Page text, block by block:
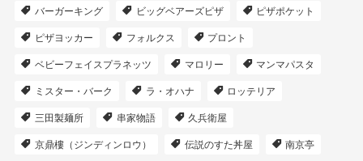
バーガーキング ビッグベアーズピザ ピザポケット
ピザヨッカー フォルクス プロント
ベビーフェイスプラネッツ マロリー マンマパスタ
ミスター・バーク ラ・オハナ ロッテリア
三田製麺所 串家物語 久兵衛屋
京鼎樓（ジンディンロウ） 伝説のすた丼屋 南京亭